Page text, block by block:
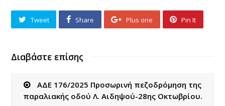
Tweet Share Plus one Pin It
Διαβάστε επίσης
ΑΔΕ 176/2025 Προσωρινή πεζοδρόμηση της
παραλιακής οδού Λ. Αιδηψού-28ης Οκτωβρίου.